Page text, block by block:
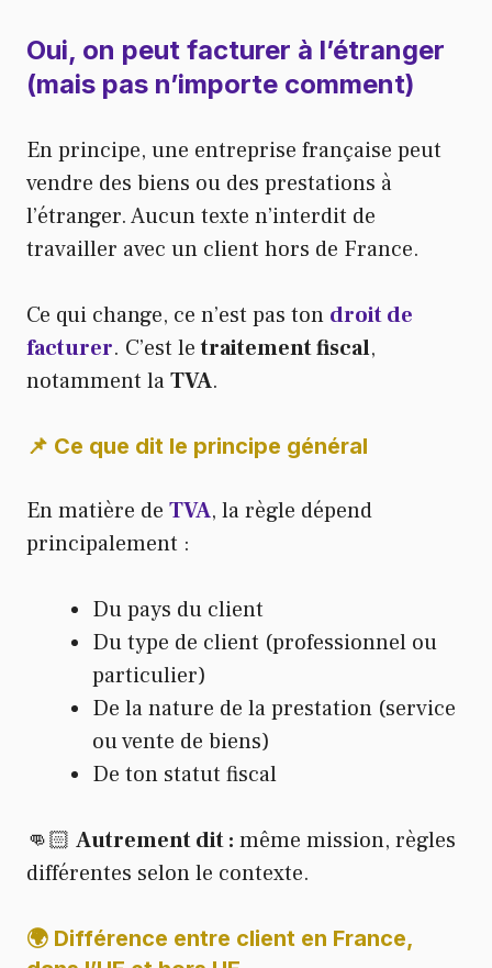
Oui, on peut facturer à l’étranger
(mais pas n’importe comment)
En principe, une entreprise française peut
vendre des biens ou des prestations à
l’étranger. Aucun texte n’interdit de
travailler avec un client hors de France.
Ce qui change, ce n’est pas ton droit de
facturer. C’est letraitement fiscal,
notamment laTVA.
📌 Ce que dit le principe général
En matière de TVA, la règle dépend
principalement :
Du pays du client
Du type de client (professionnel ou
particulier)
De la nature de la prestation (service
ou vente de biens)
De ton statut fiscal
👊🏻 Autrement dit : même mission, règles
différentes selon le contexte.
🌍 Différence entre client en France,